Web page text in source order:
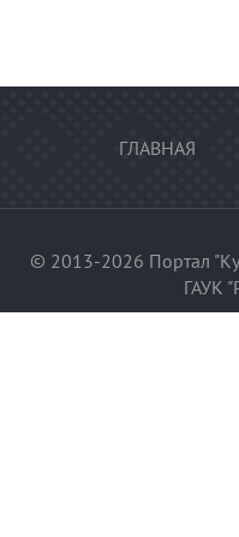
ГЛАВНАЯ
© 2013-2026 Портал
ГАУК